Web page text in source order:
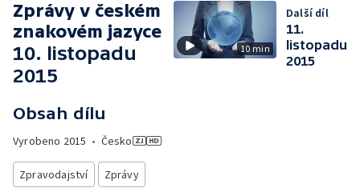
Zprávy v českém
znakovém jazyce
10. listopadu
2015
Obsah dílu
Vyrobeno 2015 • Česko
Zpravodajství Zprávy
10 min
Další díl
11.
listopadu
2015